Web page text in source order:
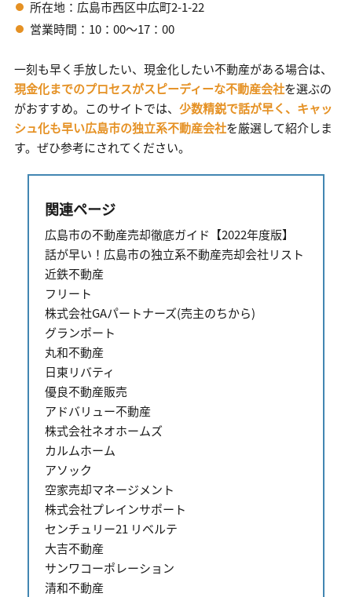
所在地：広島市西区中広町2-1-22
営業時間：10：00～17：00
一刻も早く手放したい、現金化したい不動産がある場合は、
現金化までのプロセスがスピーディーな不動産会社を選ぶの
がおすすめ。このサイトでは、 少数精鋭で話が早く、キャッ
シュ化も早い広島市の独立系不動産会社を厳選して紹介しま
す。ぜひ参考にされてください。
関連ページ
広島市の不動産売却徹底ガイド【2022年度版】
話が早い！広島市の独立系不動産売却会社リスト
近鉄不動産
フリート
株式会社GAパートナーズ(売主のちから)
グランポート
丸和不動産
日東リバティ
優良不動産販売
アドバリュー不動産
株式会社ネオホームズ
カルムホーム
アソック
空家売却マネージメント
株式会社プレインサポート
センチュリー21 リベルテ
大吉不動産
サンワコーポレーション
清和不動産